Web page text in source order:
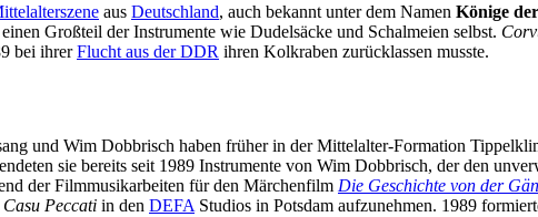
aus Deutschland, auch bekannt unter dem Namen Könige
Großteil der Instrumente wie Dudelsäcke und Schalmeien selbst.
bei ihrerFlucht aus der DDR ihren Kolkraben zurücklassen musste.
und Wim Dobbrisch haben früher in der Mittelalter-Formation
sie bereits seit 1989 Instrumente von Wim Dobbrisch, der den
der Filmmusikarbeiten für den Märchenfilm Die Geschichte von der
Peccati in den DEFA Studios in Potsdam aufzunehmen. 1989